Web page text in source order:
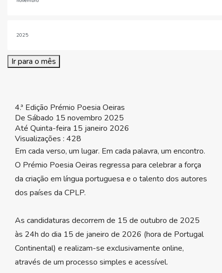
Ir para o mês
4.ª Edição Prémio Poesia Oeiras
De Sábado 15 novembro 2025
Até Quinta-feira 15 janeiro 2026
Visualizações : 428
Em cada verso, um lugar. Em cada palavra, um encontro.
O Prémio Poesia Oeiras regressa para celebrar a força
da criação em língua portuguesa e o talento dos autores
dos países da CPLP.⁠
As candidaturas decorrem de 15 de outubro de 2025
às 24h do dia 15 de janeiro de 2026 (hora de Portugal
Continental) e realizam-se exclusivamente online,
através de um processo simples e acessível.⁠